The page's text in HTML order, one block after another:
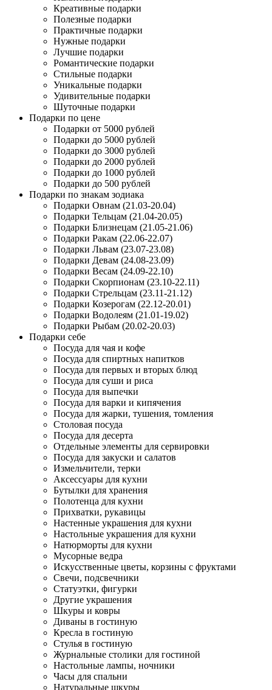
Креативные подарки
Полезные подарки
Практичные подарки
Нужные подарки
Лучшие подарки
Романтические подарки
Стильные подарки
Уникальные подарки
Удивительные подарки
Шуточные подарки
Подарки по цене
Подарки от 5000 рублей
Подарки до 5000 рублей
Подарки до 3000 рублей
Подарки до 2000 рублей
Подарки до 1000 рублей
Подарки до 500 рублей
Подарки по знакам зодиака
Подарки Овнам (21.03-20.04)
Подарки Тельцам (21.04-20.05)
Подарки Близнецам (21.05-21.06)
Подарки Ракам (22.06-22.07)
Подарки Львам (23.07-23.08)
Подарки Девам (24.08-23.09)
Подарки Весам (24.09-22.10)
Подарки Скорпионам (23.10-22.11)
Подарки Стрельцам (23.11-21.12)
Подарки Козерогам (22.12-20.01)
Подарки Водолеям (21.01-19.02)
Подарки Рыбам (20.02-20.03)
Подарки себе
Посуда для чая и кофе
Посуда для спиртных напитков
Посуда для первых и вторых блюд
Посуда для суши и риса
Посуда для выпечки
Посуда для варки и кипячения
Посуда для жарки, тушения, томления
Столовая посуда
Посуда для десерта
Отдельные элементы для сервировки
Посуда для закуски и салатов
Измельчители, терки
Аксессуары для кухни
Бутылки для хранения
Полотенца для кухни
Прихватки, рукавицы
Настенные украшения для кухни
Настольные украшения для кухни
Натюрморты для кухни
Мусорные ведра
Искусственные цветы, корзины с фруктами
Свечи, подсвечники
Статуэтки, фигурки
Другие украшения
Шкуры и ковры
Диваны в гостиную
Кресла в гостиную
Стулья в гостиную
Журнальные столики для гостиной
Настольные лампы, ночники
Часы для спальни
Натуральные шкуры